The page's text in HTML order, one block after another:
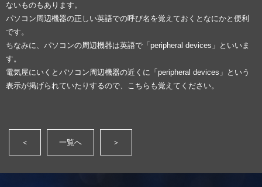
ないものもあります。
パソコン周辺機器の正しい英語での呼び名を覚えておくとなにかと便利
です。
ちなみに、パソコンの周辺機器は英語で「peripheral devices」といいま
す。
電気屋にいくとパソコン周辺機器の近くに「peripheral devices」という
表示が掲げられていたりするので、こちらも覚えてください。
＜ 一覧へ ＞